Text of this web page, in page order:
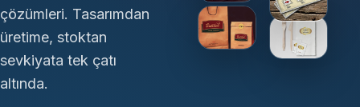
çözümleri. Tasarımdan
üretime, stoktan
sevkiyata tek çatı
altında.